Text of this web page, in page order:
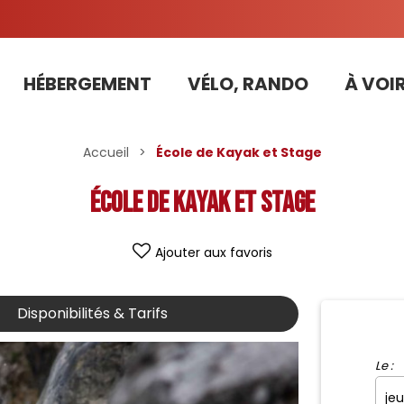
HÉBERGEMENT VÉLO, RANDO À
Accueil > École de Kayak et Stage
École de Kayak et Stage
Ajouter aux favoris
Disponibilités & Tarifs
Le :